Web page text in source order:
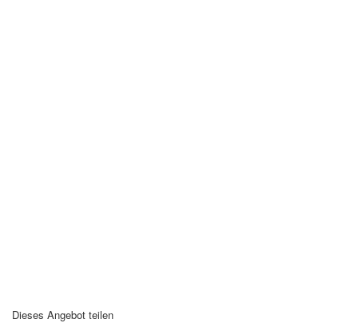
Dieses Angebot teilen